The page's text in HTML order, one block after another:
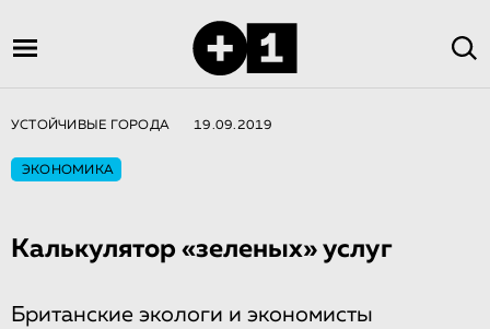
УСТОЙЧИВЫЕ ГОРОДА 19.09.2019
ЭКОНОМИКА
Калькулятор «зеленых» услуг
Британские экологи и экономисты